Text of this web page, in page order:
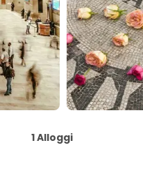
1 Alloggi